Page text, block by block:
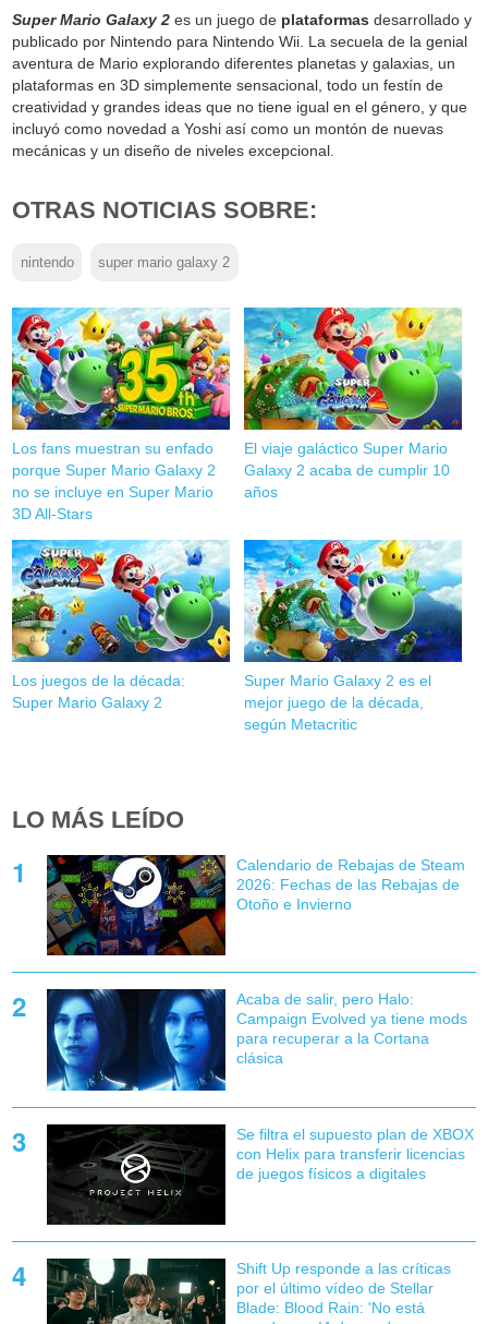
Super Mario Galaxy 2 es un juego de plataformas desarrollado y
publicado por Nintendo para Nintendo Wii. La secuela de la genial
aventura de Mario explorando diferentes planetas y galaxias, un
plataformas en 3D simplemente sensacional, todo un festín de
creatividad y grandes ideas que no tiene igual en el género, y que
incluyó como novedad a Yoshi así como un montón de nuevas
mecánicas y un diseño de niveles excepcional.
OTRAS NOTICIAS SOBRE:
nintendo super mario galaxy 2
Los fans muestran su enfado
porque Super Mario Galaxy 2
no se incluye en Super Mario
3D All-Stars
El viaje galáctico Super Mario
Galaxy 2 acaba de cumplir 10
años
Los juegos de la década:
Super Mario Galaxy 2
Super Mario Galaxy 2 es el
mejor juego de la década,
según Metacritic
LO MÁS LEÍDO
Calendario de Rebajas de Steam
2026: Fechas de las Rebajas de
Otoño e Invierno
Acaba de salir, pero Halo:
Campaign Evolved ya tiene mods
para recuperar a la Cortana
clásica
Se filtra el supuesto plan de XBOX
con Helix para transferir licencias
de juegos físicos a digitales
Shift Up responde a las críticas
por el último vídeo de Stellar
Blade: Blood Rain: 'No está